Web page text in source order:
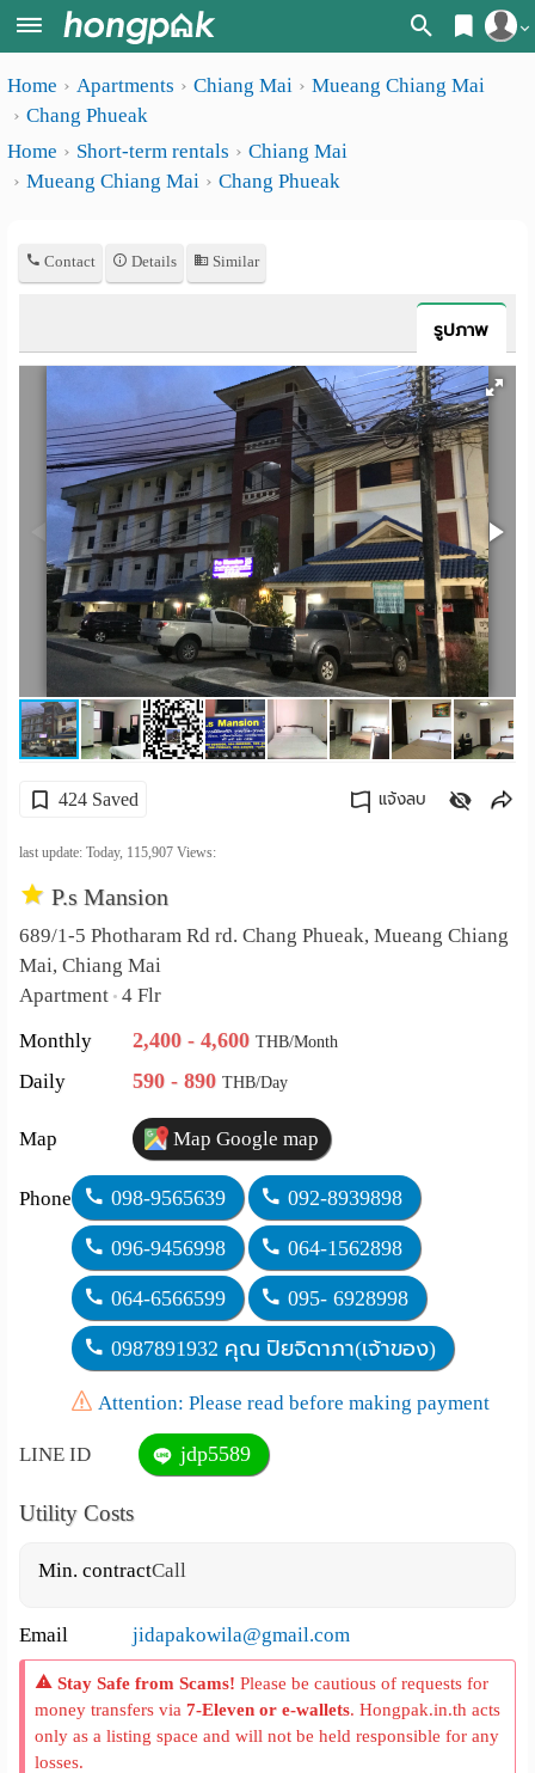
Register
Home
Apartments near me
Search by province
Advance Search
Apartments
rooms
Advertise
Add
Apartment
เปลี่ยน
ภาษา
ภาษา
Home Apartments Chiang Mai
Mueang Chiang Mai
Chang Phueak
Home
Short-term rentals
Chiang Mai
Mueang Chiang Mai
Chang Phueak
Contact Details Similar
รูปภาพ
424 Saved แจ้งลบ
last update: Today, 115,907 Views:
P.s Mansion
689/1-5 Photharam Rd rd. Chang Phueak, Mueang Chiang
Mai, Chiang Mai
Apartment • 4 Flr
Monthly
2,400 - 4,600THB/Month
Daily 590 - 890THB/Day
Map Map Google map
Phone 098-9565639 092-8939898
096-9456998 064-1562898
064-6566599 095- 6928998
0987891932 คุณ ปิยจิดาภา(เจ้าของ)
Attention: Please read before making payment
LINE ID jdp5589
Utility Costs
Min. contractCall
Email jidapakowila@gmail.com
Stay Safe from Scams! Please be cautious of requests for
money transfers via7-Eleven or e-wallets. Hongpak.in.th acts
only as a listing space and will not be held responsible for any
losses.